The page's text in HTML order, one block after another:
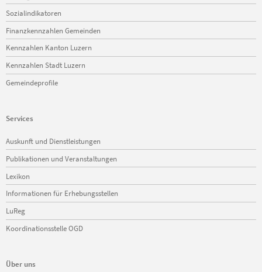
Sozialindikatoren
Finanzkennzahlen Gemeinden
Kennzahlen Kanton Luzern
Kennzahlen Stadt Luzern
Gemeindeprofile
Services
Navigation
überspringen
Auskunft und Dienstleistungen
Publikationen und Veranstaltungen
Lexikon
Informationen für Erhebungsstellen
LuReg
Koordinationsstelle OGD
Über uns